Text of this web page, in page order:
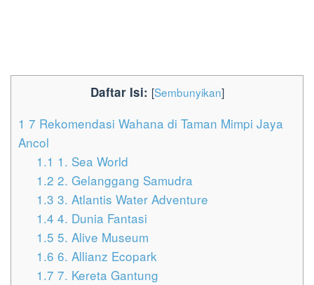
Daftar Isi: [Sembunyikan]
1 7 Rekomendasi Wahana di Taman Mimpi Jaya
Ancol
1.1 1. Sea World
1.2 2. Gelanggang Samudra
1.3 3. Atlantis Water Adventure
1.4 4. Dunia Fantasi
1.5 5. Alive Museum
1.6 6. Allianz Ecopark
1.7 7. Kereta Gantung